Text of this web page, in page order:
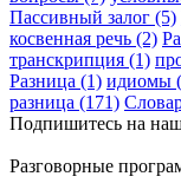
Пассивный залог (5)
косвенная речь (2)
транскрипция (1)
Разница (1) идиомы
разница (171)
Подпишитесь на
Разговорные